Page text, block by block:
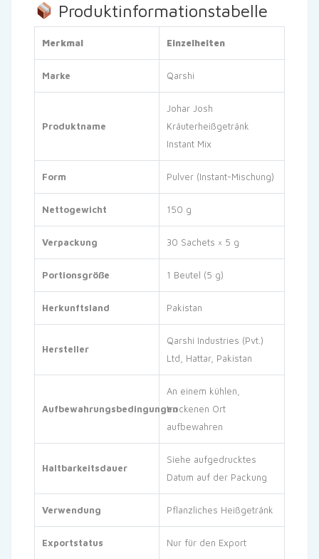
Produktinformationstabelle
Merkmal Einzelheiten
Marke Qarshi
Produktname
Johar Josh
Kräuterheißgetränk
Instant Mix
Form Pulver (Instant-Mischung)
Nettogewicht 150 g
Verpackung 30 Sachets × 5 g
Portionsgröße 1 Beutel (5 g)
Herkunftsland Pakistan
Hersteller
Qarshi Industries (Pvt.)
Ltd, Hattar, Pakistan
Aufbewahrungsbedingungen
An einem kühlen,
trockenen Ort
aufbewahren
Haltbarkeitsdauer
Siehe aufgedrucktes
Datum auf der Packung
Verwendung Pflanzliches Heißgetränk
Exportstatus Nur für den Export